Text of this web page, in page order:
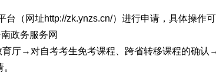
（网址http://zk.ynzs.cn/）进行申请，具体操作可
政务服务网
育厅→对自考考生免考课程、跨省转移课程的确认